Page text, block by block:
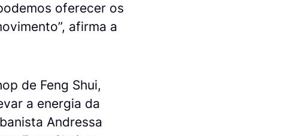
oferecer os
afirma a
de Feng Shui,
a energia da
Andressa